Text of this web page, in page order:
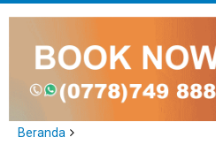
Beranda